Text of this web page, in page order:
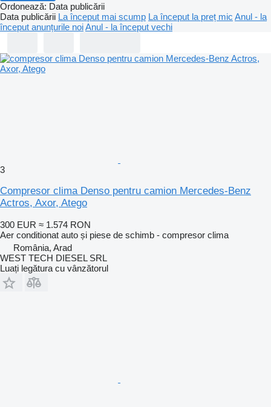
Ordonează: Data publicării
Data publicării La început mai scump La început la preț mic Anul - la
început anunțurile noiAnul - la început vechi
3
Compresor clima Denso pentru camion Mercedes-Benz
Actros, Axor, Atego
300 EUR ≈ 1.574 RON
Aer conditionat auto și piese de schimb - compresor clima
România, Arad
WEST TECH DIESEL SRL
Luați legătura cu vânzătorul